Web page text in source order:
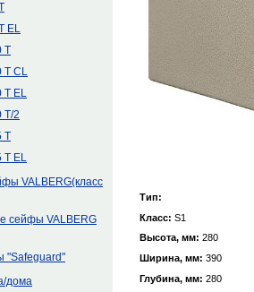
EL
T
T CL
T EL
T/2
T
T EL
VALBERG(класс
сейфы VALBERG
"Safeguard"
дома
Тип:
Класс: S1
Высота, мм: 280
Ширина, мм: 390
Глубина, мм: 280